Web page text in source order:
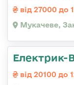
від 27000 до
Мукачеве,
Електрик-
від 20100 до